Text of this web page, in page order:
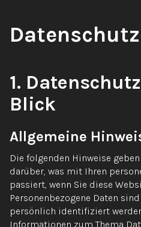
1.
Blick
Allgemeine
Die folgenden Hinweise
darüber, was mit Ihren
passiert, wenn Sie diese
Personenbezogene Daten
persönlich identifiziert
Informationen zum Thema